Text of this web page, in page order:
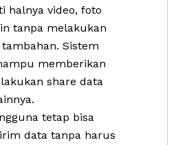
halnya video, foto
tanpa melakukan
Sistem
memberikan
share data
tetap bisa
data tanpa harus